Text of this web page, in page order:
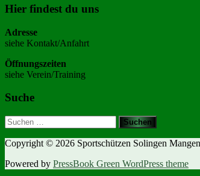
Hier findest du uns
Adresse
siehe Kontakt/Anfahrt
Öffnungszeiten
siehe Verein/Training
Suche
Suchen
nach:
Copyright © 2026 Sportschützen Solingen
Powered by PressBook Green WordPress theme